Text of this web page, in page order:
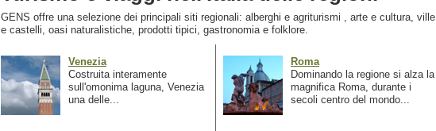
GENS offre una selezione dei principali siti regionali: alberghi e agriturismi , arte e cultura, ville
e castelli, oasi naturalistiche, prodotti tipici, gastronomia e folklore.
Venezia
Costruita interamente
sull'omonima laguna, Venezia
una delle...
Roma
Dominando la regione si alza la
magnifica Roma, durante i
secoli centro del mondo...